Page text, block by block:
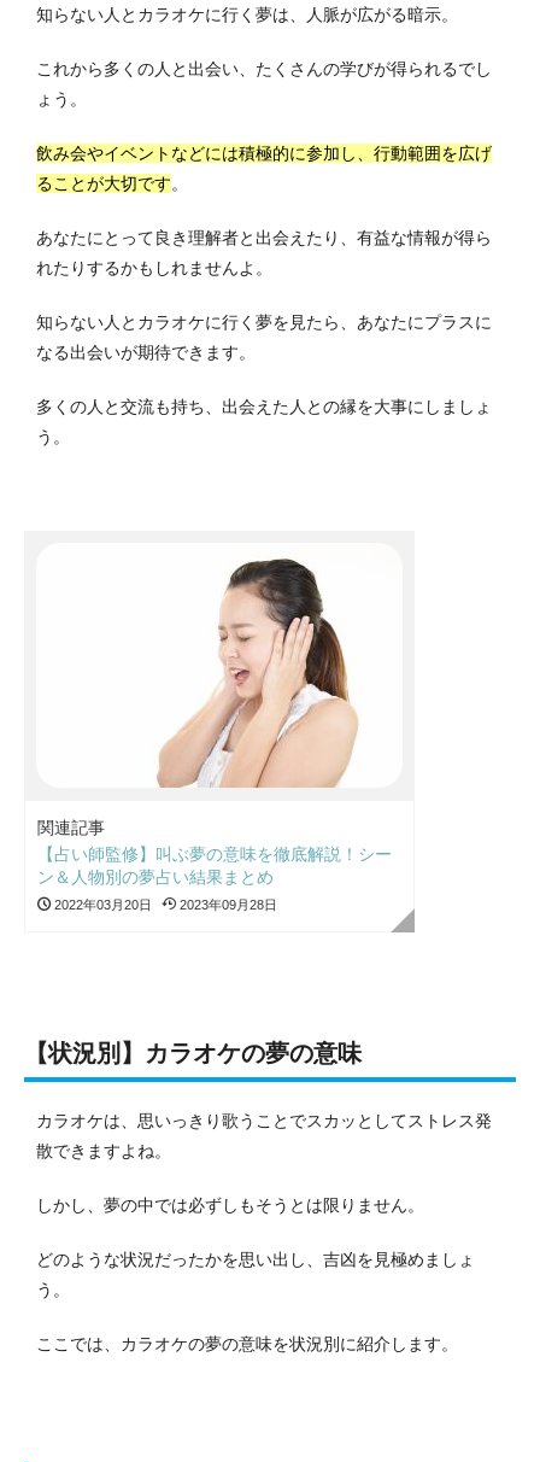
知らない人とカラオケに行く夢は、人脈が広がる暗示。
これから多くの人と出会い、たくさんの学びが得られるでし
ょう。
飲み会やイベントなどには積極的に参加し、行動範囲を広げ
ることが大切です。
あなたにとって良き理解者と出会えたり、有益な情報が得ら
れたりするかもしれませんよ。
知らない人とカラオケに行く夢を見たら、あなたにプラスに
なる出会いが期待できます。
多くの人と交流も持ち、出会えた人との縁を大事にしましょ
う。
関連記事
【占い師監修】叫ぶ夢の意味を徹底解説！シー
ン＆人物別の夢占い結果まとめ
2022年03月20日 2023年09月28日
【状況別】カラオケの夢の意味
カラオケは、思いっきり歌うことでスカッとしてストレス発
散できますよね。
しかし、夢の中では必ずしもそうとは限りません。
どのような状況だったかを思い出し、吉凶を見極めましょ
う。
ここでは、カラオケの夢の意味を状況別に紹介します。